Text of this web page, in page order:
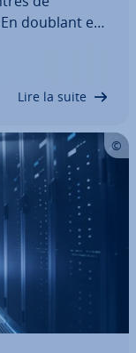
doublant et
vous
Lire la suite